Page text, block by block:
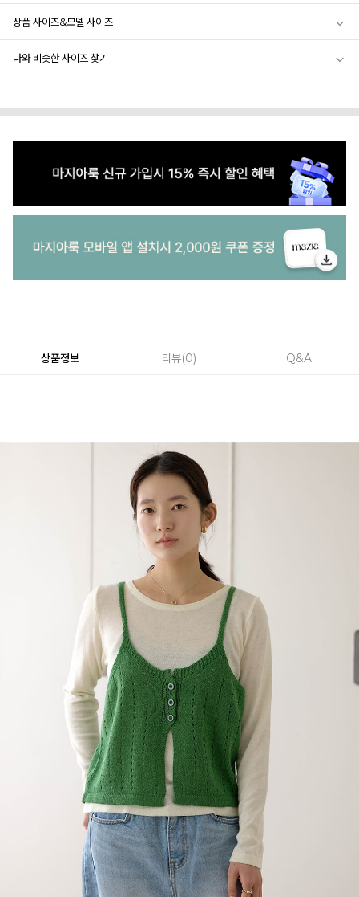
상품 사이즈&모델 사이즈
나와 비슷한 사이즈 찾기
상품정보 리뷰 0 Q&A